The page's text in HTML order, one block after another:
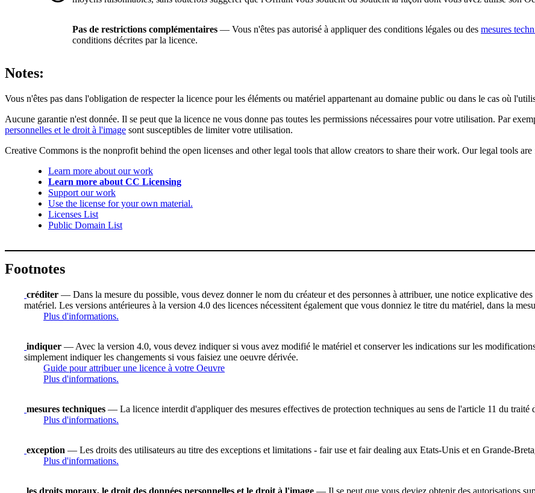
Pas de restrictions complémentaires — Vous n'êtes pas autorisé à appliquer des conditions légales ou des mesures
conditions décrites par la licence.
Notes:
Vous n'êtes pas dans l'obligation de respecter la licence pour les éléments ou matériel appartenant au domaine public ou dans le cas où
Aucune garantie n'est donnée. Il se peut que la licence ne vous donne pas toutes les permissions nécessaires pour votre utilisation. Par
personnelles et le droit à l'image sont susceptibles de limiter votre utilisation.
Creative Commons is the nonprofit behind the open licenses and other legal tools that allow creators to share their work. Our legal tools are
Learn more about our work
Learn more about CC Licensing
Support our work
Use the license for your own material.
Licenses List
Public Domain List
Footnotes
créditer — Dans la mesure du possible, vous devez donner le nom du créateur et des personnes à attribuer, une notice explicative
matériel. Les versions antérieures à la version 4.0 des licences nécessitent également que vous donniez le titre du matériel, dans la
Plus d'informations.
indiquer — Avec la version 4.0, vous devez indiquer si vous avez modifié le matériel et conserver les indications sur les
simplement indiquer les changements si vous faisiez une oeuvre dérivée.
Guide pour attribuer une licence à votre Oeuvre
Plus d'informations.
mesures techniques — La licence interdit d'appliquer des mesures effectives de protection techniques au sens de l'article 11 du
Plus d'informations.
exception — Les droits des utilisateurs au titre des exceptions et limitations - fair use et fair dealing aux Etats-Unis et en Grande-
Plus d'informations.
les droits moraux, le droit des données personnelles et le droit à l'image — Il se peut que vous deviez obtenir des autorisations